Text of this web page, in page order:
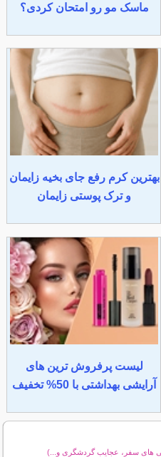
ماسک مو رو امتحان کردی؟
بهترین کرم رفع جای بخیه زایمان
و ترک پوستی زایمان
لیست پرفروش ترین های
آرایشی بهداشتی با 50% تخفیف
های سفر، عجایب گردشگری و...)